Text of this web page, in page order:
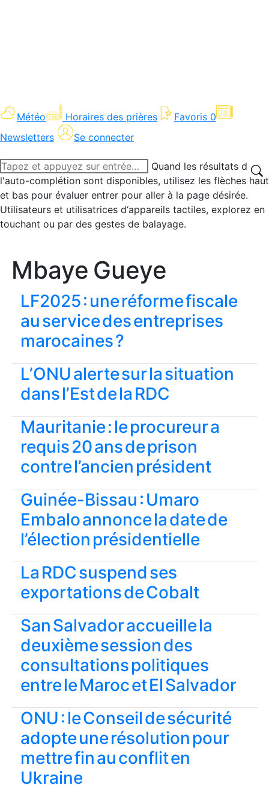
Météo Horaires des prières Favoris 0
Newsletters
Se connecter
Recherche
:
Quand les résultats de
l'auto-complétion sont disponibles, utilisez les flèches haut
et bas pour évaluer entrer pour aller à la page désirée.
Utilisateurs et utilisatrices d‘appareils tactiles, explorez en
touchant ou par des gestes de balayage.
Mbaye Gueye
LF2025 : une réforme fiscale
au service des entreprises
marocaines ?
L’ONU alerte sur la situation
dans l’Est de la RDC
Mauritanie : le procureur a
requis 20 ans de prison
contre l’ancien président
Guinée-Bissau : Umaro
Embalo annonce la date de
l’élection présidentielle
La RDC suspend ses
exportations de Cobalt
San Salvador accueille la
deuxième session des
consultations politiques
entre le Maroc et El Salvador
ONU : le Conseil de sécurité
adopte une résolution pour
mettre fin au conflit en
Ukraine